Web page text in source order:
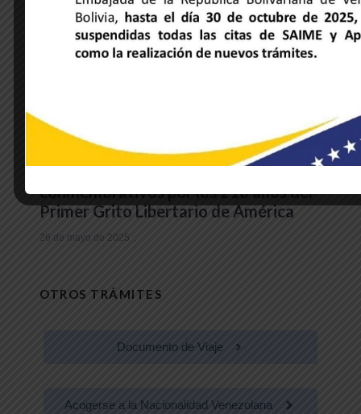
NOTICIAS DE LA EMBAJADA
Embajador Trómpiz participa en actos
conmemorativos por los 216 años del
Primer Grito Libertario de América
26 de mayo de 2025
OTROS TRÁMITES
Documento de Viaje
Acogerse a la Nacionalidad Venezolana